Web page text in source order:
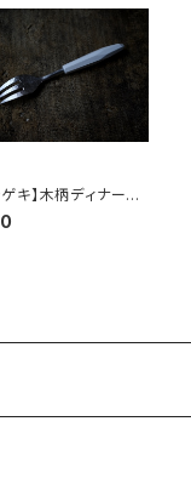
ゲキ】木柄ディナーフ
handle dinner